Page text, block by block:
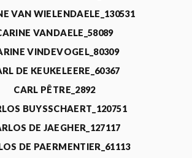
VAN WIELENDAELE_130531
VANDAELE_58089
VINDEVOGEL_80309
DE KEUKELEERE_60367
CARL PÊTRE_2892
BUYSSCHAERT_120751
DE JAEGHER_127117
DE PAERMENTIER_61113